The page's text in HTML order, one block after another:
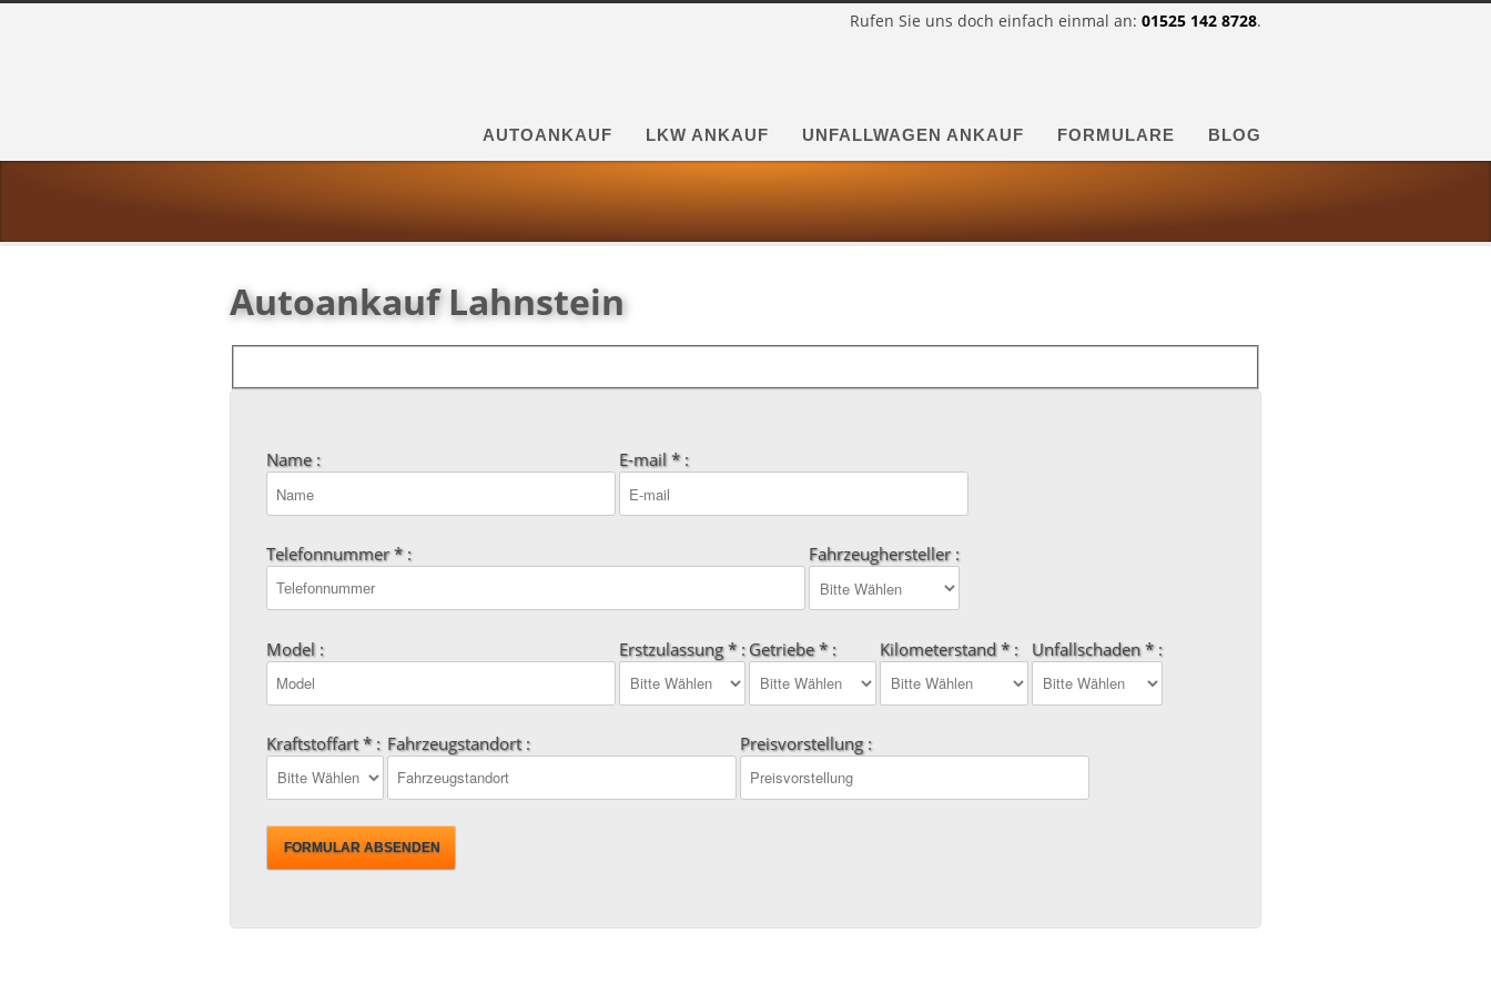
Rufen Sie uns doch einfach einmal an: 01525 142 8728.
AUTOANKAUF LKW ANKAUF UNFALLWAGEN ANKAUF FORMULARE BLOG
Autoankauf Lahnstein
Name : E-mail * :
Telefonnummer * : Fahrzeughersteller :
Model : Erstzulassung * : Getriebe * : Kilometerstand * : Unfallschaden * :
Kraftstoffart * : Fahrzeugstandort : Preisvorstellung :